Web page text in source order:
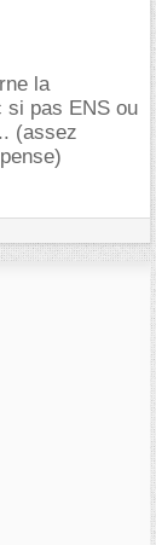
la
si pas ENS ou
(assez